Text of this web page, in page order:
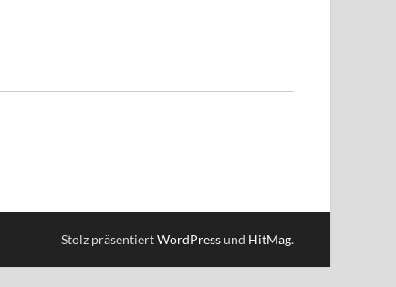
Stolz präsentiertWordPressund HitMag.